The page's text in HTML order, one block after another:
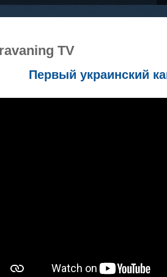
TV
Первый украинский